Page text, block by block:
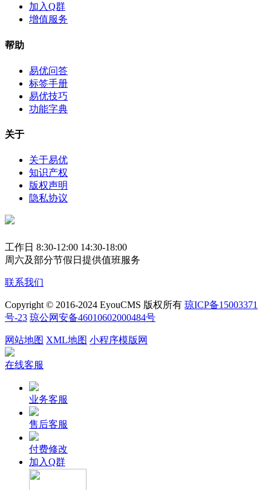
加入Q群
增值服务
帮助
易优问答
标签手册
易优技巧
功能字典
关于
关于易优
知识产权
版权声明
隐私协议
工作日 8:30-12:00 14:30-18:00
周六及部分节假日提供值班服务
联系我们
Copyright © 2016-2024 EyouCMS 版权所有 琼ICP备15003371
号-23 琼公网安备46010602000484号
网站地图 XML地图 小程序模版网
在线客服
业务客服
售后客服
付费修改
加入Q群